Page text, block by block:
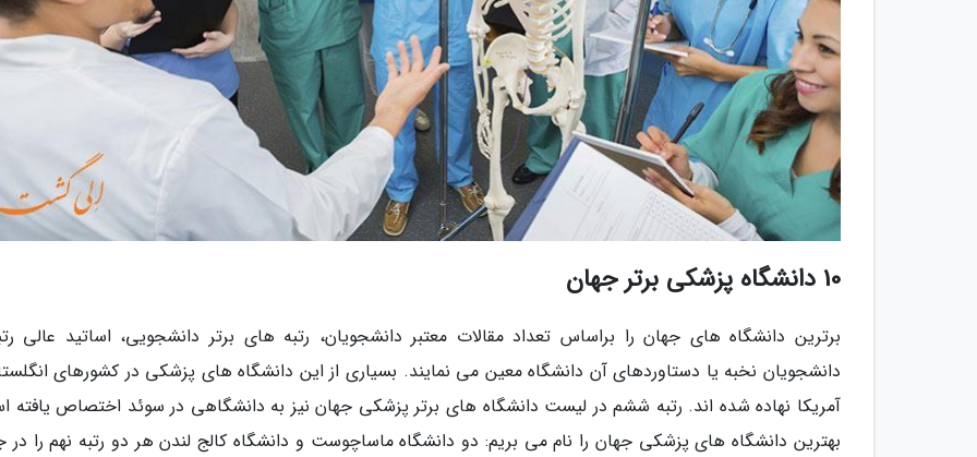
10 دانشگاه پزشکی برتر جهان
برترین دانشگاه های جهان را براساس تعداد مقالات معتبر دانشجویان، رتبه های برتر دانشجویی، اساتید عالی
دانشجویان نخبه یا دستاوردهای آن دانشگاه معین می نمایند. بسیاری از این دانشگاه های پزشکی در کشورهای
آمریکا نهاده شده اند. رتبه ششم در لیست دانشگاه های برتر پزشکی جهان نیز به دانشگاهی در سوئد اختصاص یافته
بهترین دانشگاه های پزشکی جهان را نام می بریم: دو دانشگاه ماساچوست و دانشگاه کالج لندن هر دو رتبه نهم را در